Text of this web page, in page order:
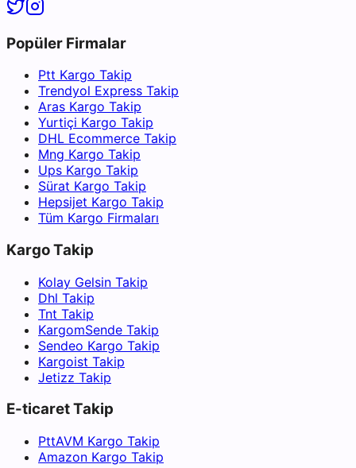
Popüler Firmalar
Ptt Kargo Takip
Trendyol Express Takip
Aras Kargo Takip
Yurtiçi Kargo Takip
DHL Ecommerce Takip
Mng Kargo Takip
Ups Kargo Takip
Sürat Kargo Takip
Hepsijet Kargo Takip
Tüm Kargo Firmaları
Kargo Takip
Kolay Gelsin Takip
Dhl Takip
Tnt Takip
KargomSende Takip
Sendeo Kargo Takip
Kargoist Takip
Jetizz Takip
E-ticaret Takip
PttAVM Kargo Takip
Amazon Kargo Takip